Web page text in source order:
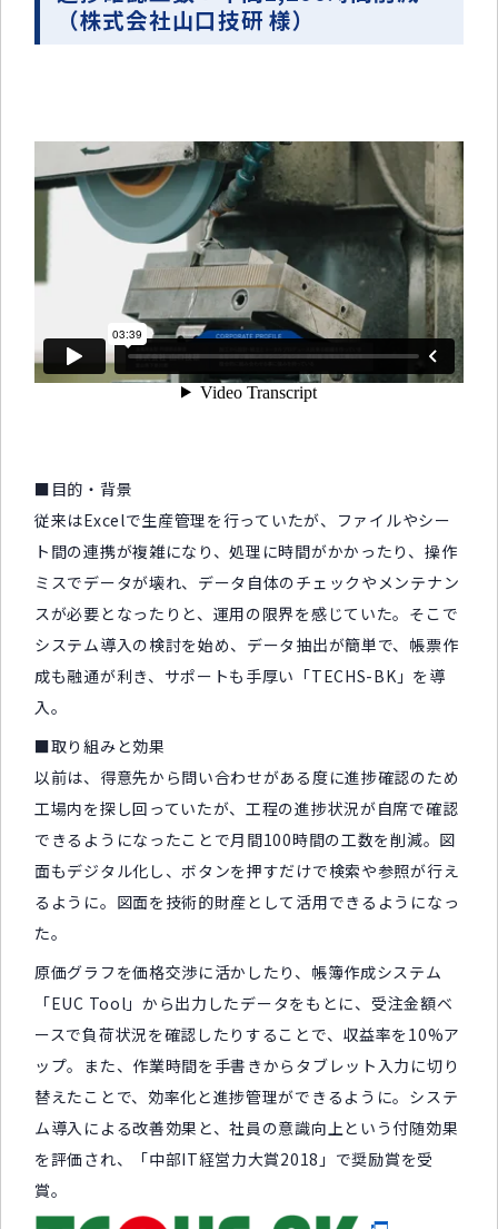
（株式会社山口技研 様）
■目的・背景
従来はExcelで生産管理を行っていたが、ファイルやシー
ト間の連携が複雑になり、処理に時間がかかったり、操作
ミスでデータが壊れ、データ自体のチェックやメンテナン
スが必要となったりと、運用の限界を感じていた。そこで
システム導入の検討を始め、データ抽出が簡単で、帳票作
成も融通が利き、サポートも手厚い「TECHS-BK」を導
入。
■取り組みと効果
以前は、得意先から問い合わせがある度に進捗確認のため
工場内を探し回っていたが、工程の進捗状況が自席で確認
できるようになったことで月間100時間の工数を削減。図
面もデジタル化し、ボタンを押すだけで検索や参照が行え
るように。図面を技術的財産として活用できるようになっ
た。
原価グラフを価格交渉に活かしたり、帳簿作成システム
「EUC Tool」から出力したデータをもとに、受注金額ベ
ースで負荷状況を確認したりすることで、収益率を10%ア
ップ。また、作業時間を手書きからタブレット入力に切り
替えたことで、効率化と進捗管理ができるように。システ
ム導入による改善効果と、社員の意識向上という付随効果
を評価され、「中部IT経営力大賞2018」で奨励賞を受
賞。